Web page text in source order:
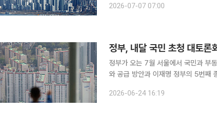
가와 정비사업을 신속하게 추진하는 '
2026-07-07 07:00
정부, 내달 국민 초청 대토
정부가 오는 7월 서울에서 국민과 부
와 공급 방안과 이재명 정부의 5번째
중순 ‘부동산 국민 대토론회’ 개최를
2026-06-24 16:19